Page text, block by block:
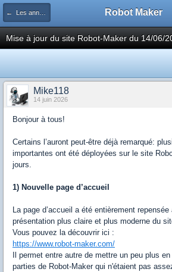
← Les annonces Robot Maker Robot Maker
Mise à jour du site Robot-Maker du 14/06/
Mike118
14 juin 2026
Bonjour à tous!
Certains l’auront peut-être déjà remarqué:
importantes ont été déployées sur le site
jours.
1) Nouvelle page d’accueil
La page d’accueil a été entièrement
présentation plus claire et plus moderne du
Vous pouvez la découvrir ici :
https://www.robot-maker.com/
Il permet entre autre de mettre un peu plus
parties de Robot-Maker qui n'étaient pas